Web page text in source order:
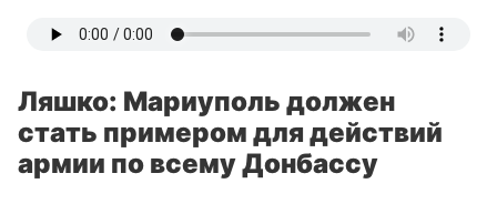
Ляшко: Мариуполь должен
стать примером для действий
армии по всему Донбассу